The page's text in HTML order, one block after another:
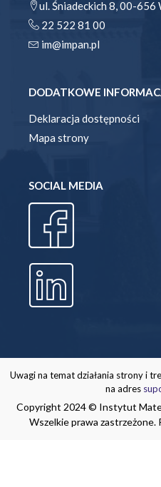
ul. Śniadeckich 8, 00-656
22 522 81 00
im@impan.pl
DODATKOWE
Deklaracja dostępności
Mapa strony
SOCIAL MEDIA
Uwagi na temat działania strony i
na adres
Copyright 2024 © Instytut
Wszelkie prawa zastrzeżone.